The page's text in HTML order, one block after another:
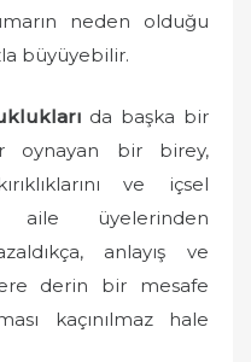
neden olduğu
büyüyebilir.
da başka bir
oynayan bir birey,
ve içsel
aile üyelerinden
anlayış ve
derin bir mesafe
kaçınılmaz hale